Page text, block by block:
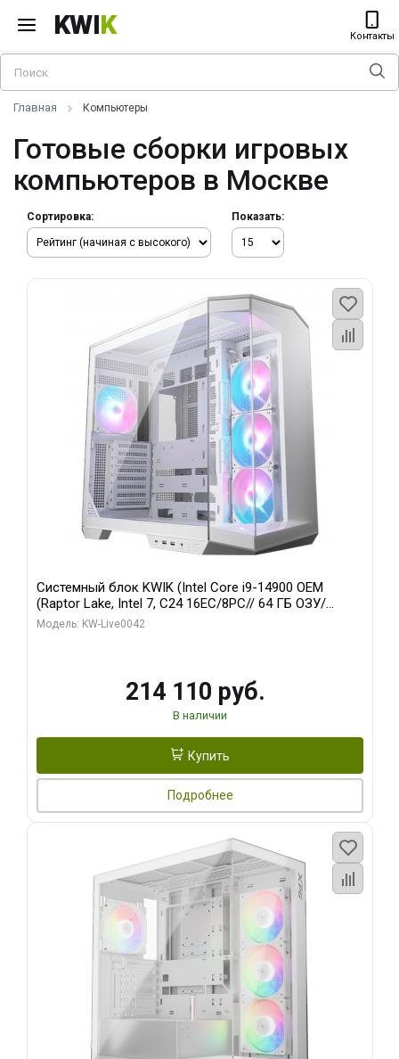
KWIK Контакты
Главная Компьютеры
Готовые сборки игровых
компьютеров в Москве
Сортировка: Показать:
Системный блок KWIK (Intel Core i9-14900 OEM
(Raptor Lake, Intel 7, C24 16EC/8PC// 64 ГБ ОЗУ/
Gigabyte RTX5060 WINDFORCE MAX OC 8GB GDDR7
Модель: KW-Live0042
214 110 руб.
В наличии
Купить
Подробнее